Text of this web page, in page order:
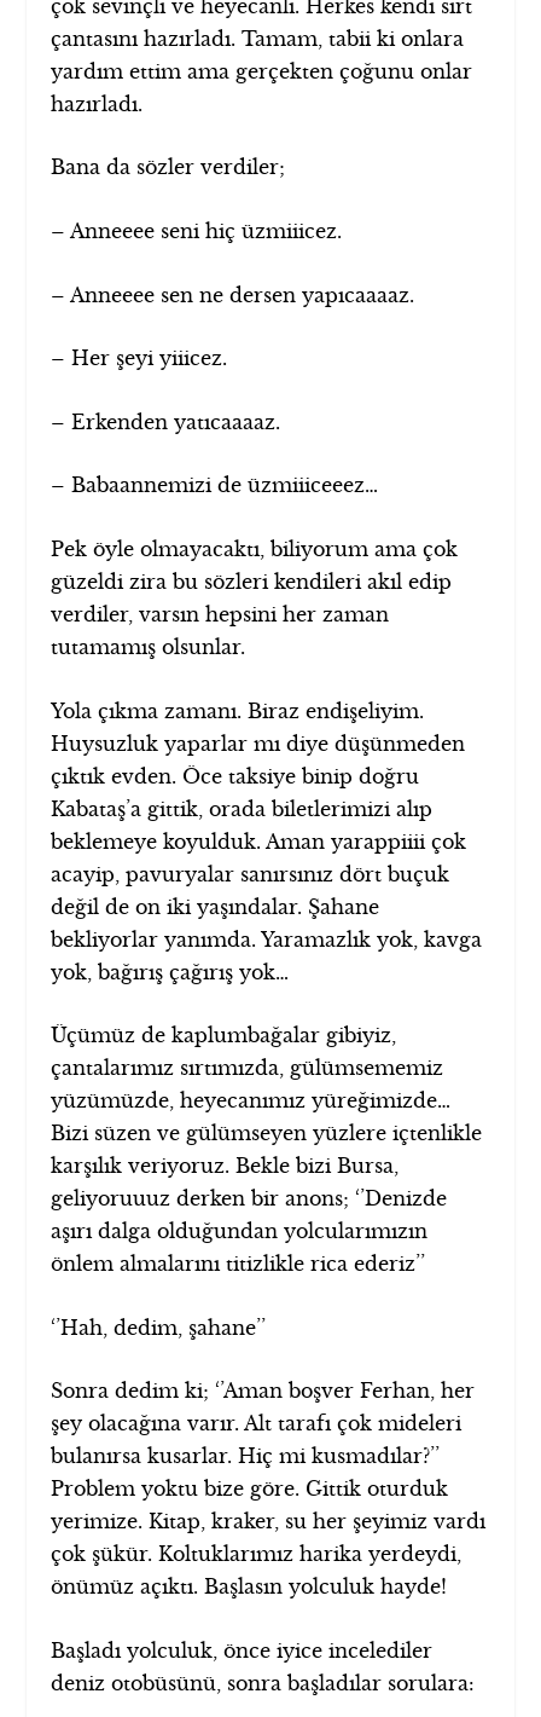
çok sevinçli ve heyecanlı. Herkes kendi sırt
çantasını hazırladı. Tamam, tabii ki onlara
yardım ettim ama gerçekten çoğunu onlar
hazırladı.
Bana da sözler verdiler;
– Anneeee seni hiç üzmiiicez.
– Anneeee sen ne dersen yapıcaaaaz.
– Her şeyi yiiicez.
– Erkenden yatıcaaaaz.
– Babaannemizi de üzmiiiceeez…
Pek öyle olmayacaktı, biliyorum ama çok
güzeldi zira bu sözleri kendileri akıl edip
verdiler, varsın hepsini her zaman
tutamamış olsunlar.
Yola çıkma zamanı. Biraz endişeliyim.
Huysuzluk yaparlar mı diye düşünmeden
çıktık evden. Öce taksiye binip doğru
Kabataş’a gittik, orada biletlerimizi alıp
beklemeye koyulduk. Aman yarappiiii çok
acayip, pavuryalar sanırsınız dört buçuk
değil de on iki yaşındalar. Şahane
bekliyorlar yanımda. Yaramazlık yok, kavga
yok, bağırış çağırış yok…
Üçümüz de kaplumbağalar gibiyiz,
çantalarımız sırtımızda, gülümsememiz
yüzümüzde, heyecanımız yüreğimizde…
Bizi süzen ve gülümseyen yüzlere içtenlikle
karşılık veriyoruz. Bekle bizi Bursa,
geliyoruuuz derken bir anons; ‘’Denizde
aşırı dalga olduğundan yolcularımızın
önlem almalarını titizlikle rica ederiz’’
‘’Hah, dedim, şahane’’
Sonra dedim ki; ‘’Aman boşver Ferhan, her
şey olacağına varır. Alt tarafı çok mideleri
bulanırsa kusarlar. Hiç mi kusmadılar?’’
Problem yoktu bize göre. Gittik oturduk
yerimize. Kitap, kraker, su her şeyimiz vardı
çok şükür. Koltuklarımız harika yerdeydi,
önümüz açıktı. Başlasın yolculuk hayde!
Başladı yolculuk, önce iyice incelediler
deniz otobüsünü, sonra başladılar sorulara: